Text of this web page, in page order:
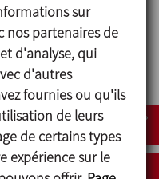
IE3, avec huile
1 500 tr/m.
modulaire et
différentes
système
et les matériaux
sur
nos partenaires de
d'analyse, qui
d'autres
fournies ou qu'ils
de leurs
de certains types
expérience sur le